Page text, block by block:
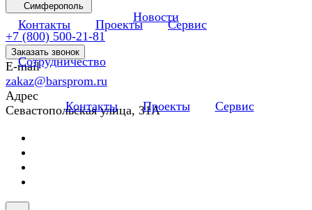
Контакты Проекты Сервис
Новости
Сотрудничество
Контакты Проекты Сервис
Симферополь
+7 (800) 500-21-81
Заказать звонок
E-mail
zakaz@barsprom.ru
Адрес
Севастопольская улица, 31А